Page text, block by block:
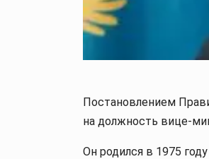
Постановлением
на должность вице-
Он родился в 1975